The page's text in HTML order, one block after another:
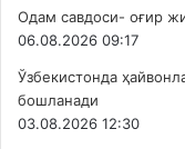
Одам савдоси- оғир
06.08.2026 09:17
Ўзбекистонда
бошланади
03.08.2026 12:30